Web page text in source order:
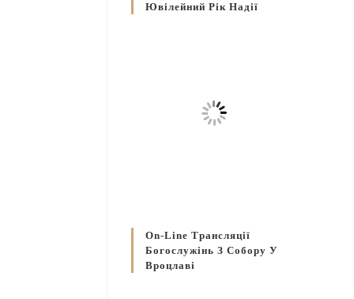
Ювілейний Рік Надії
On-Line Трансляції
Богослужінь З Собору У
Вроцлаві